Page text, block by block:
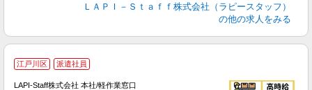
ＬＡＰＩ－Ｓｔａｆｆ株式会社（ラピースタッフ）
の他の求人をみる
江戸川区 派遣社員
LAPI-Staff株式会社 本社/軽作業窓口